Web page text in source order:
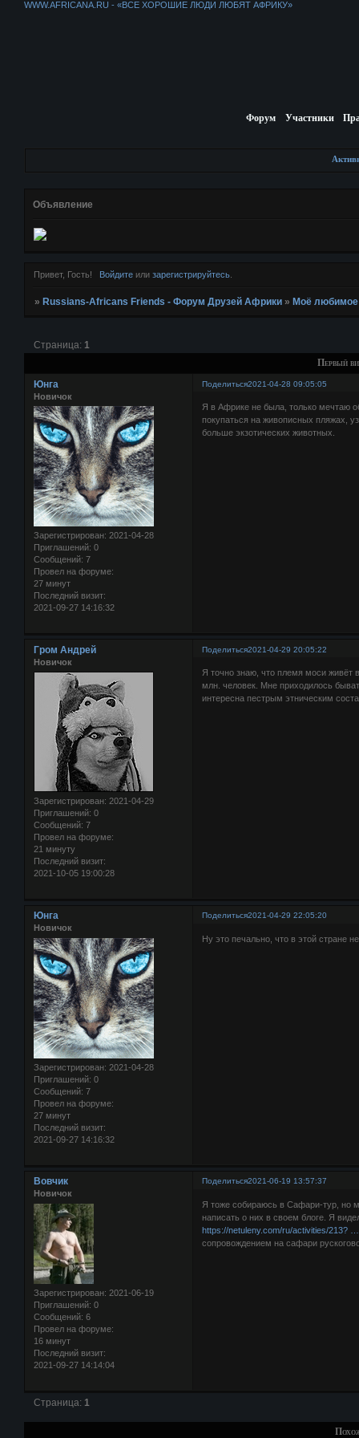
WWW.AFRICANA.RU - «ВСЕ ХОРОШИЕ ЛЮДИ ЛЮБЯТ АФРИКУ»
Форум Участники
Объявление
Привет, Гость! Войдитеили зарегистрируйтесь.
» Russians-Africans Friends - Форум Друзей Африки » Моё
Первый
Страница: 1
Поделиться2021-04-28 09:05:05
Юнга
Новичок
Зарегистрирован: 2021-04-28
Приглашений: 0
Сообщений: 7
Провел на форуме:
27 минут
Последний визит:
2021-09-27 14:16:32
Я в Африке не была, только мечтаю
покупаться на живописных пляжах,
больше экзотических животных.
Поделиться2021-04-29 20:05:22
Гром Андрей
Новичок
Зарегистрирован: 2021-04-29
Приглашений: 0
Сообщений: 7
Провел на форуме:
21 минуту
Последний визит:
2021-10-05 19:00:28
Я точно знаю, что племя моси живёт
млн. человек. Мне приходилось
интересна пестрым этническим
Поделиться2021-04-29 22:05:20
Юнга
Новичок
Зарегистрирован: 2021-04-28
Приглашений: 0
Сообщений: 7
Провел на форуме:
27 минут
Последний визит:
2021-09-27 14:16:32
Ну это печально, что в этой стране
Поделиться2021-06-19 13:57:37
Вовчик
Новичок
Зарегистрирован: 2021-06-19
Приглашений: 0
Сообщений: 6
Провел на форуме:
16 минут
Последний визит:
2021-09-27 14:14:04
Я тоже собираюсь в Сафари-тур, но
написать о них в своем блоге. Я
https://netuleny.com/ru/activities/213?
сопровождением на сафари
Страница: 1